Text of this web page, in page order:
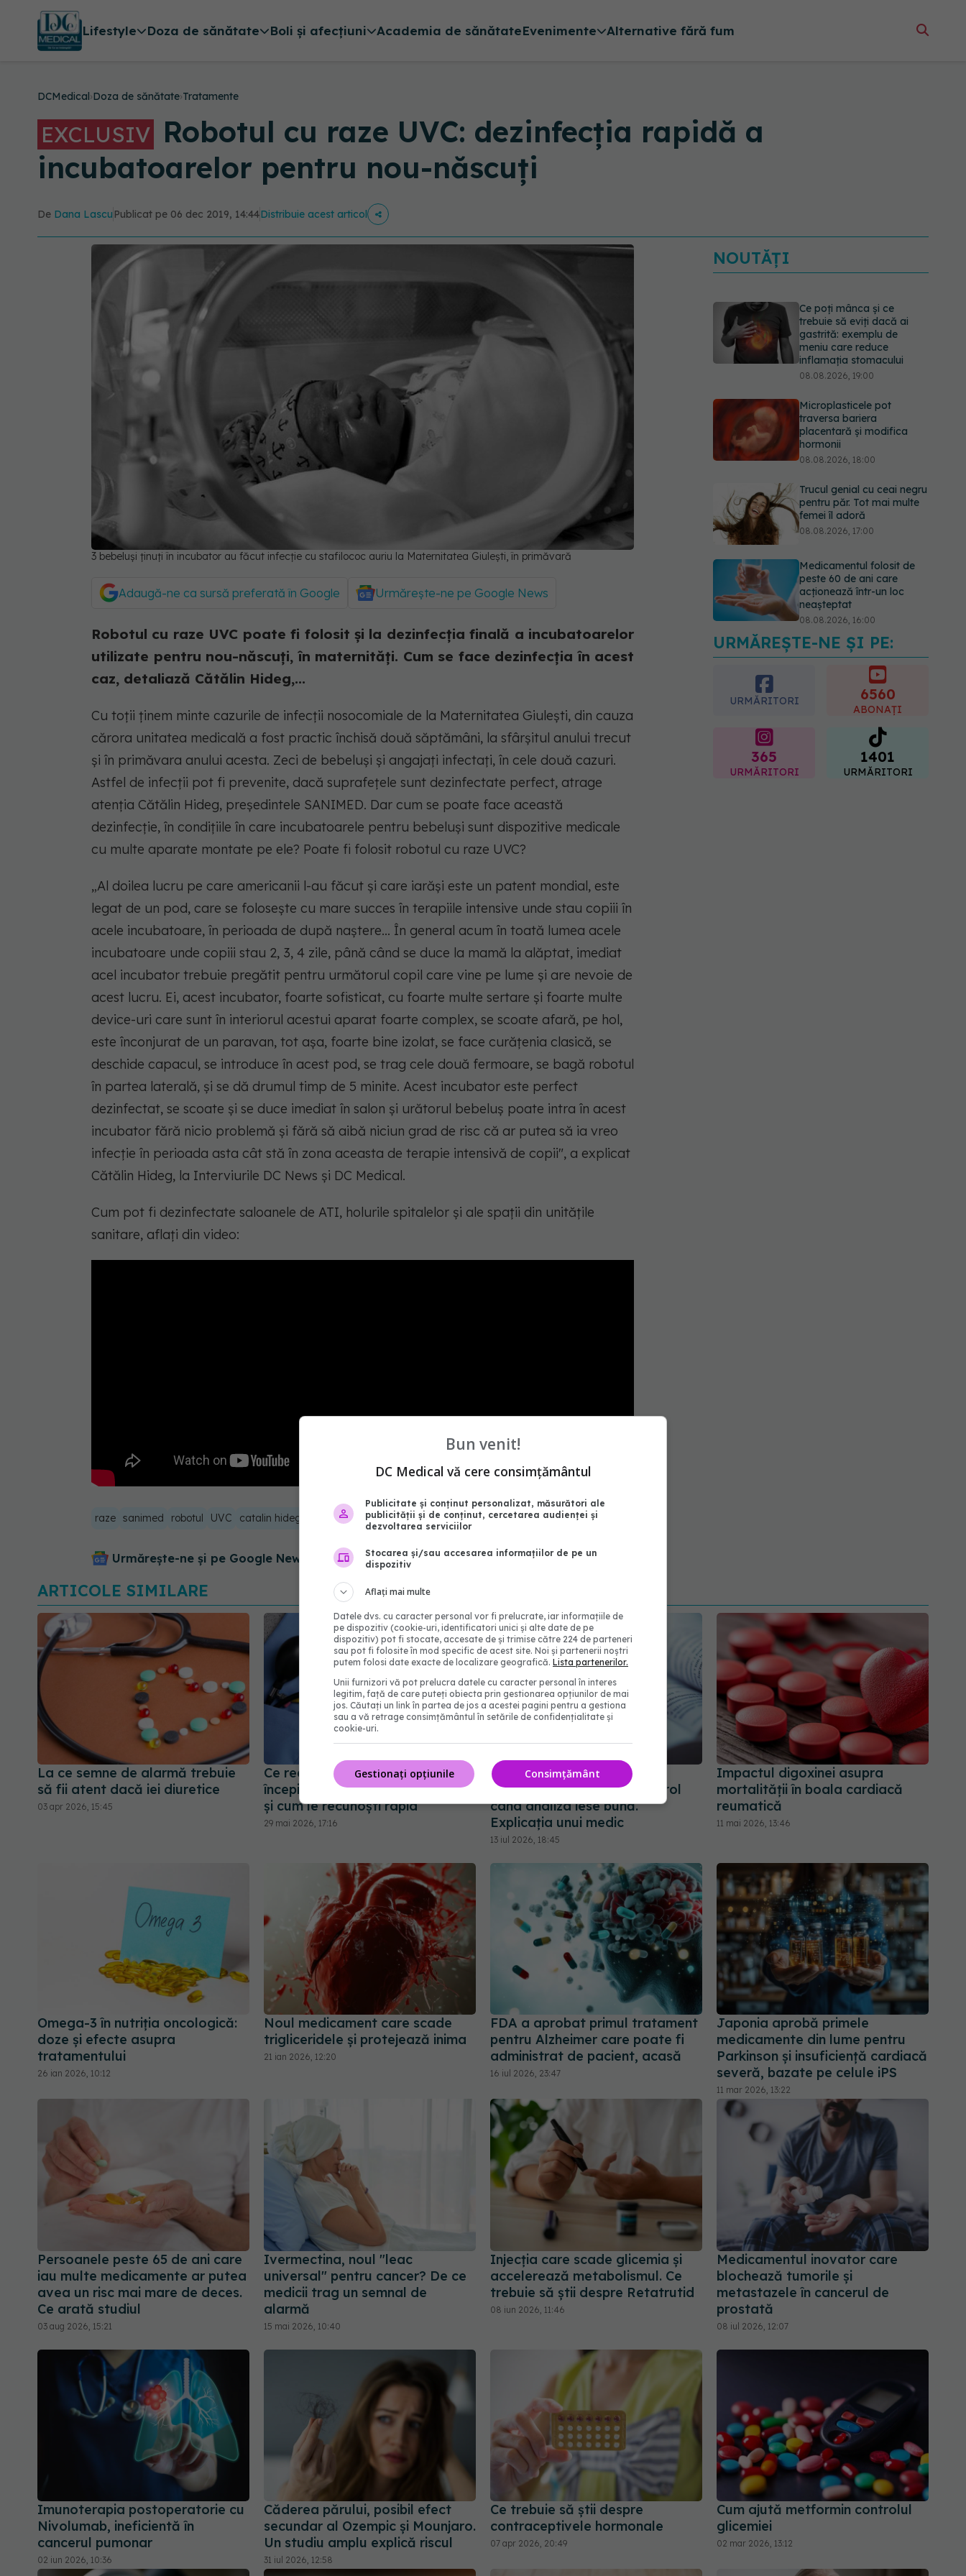
Lifestyle Doza de sănătate Boli și afecțiuni Academia de sănătateEvenimente Alternative fără fum
DCMedical›Doza de sănătate›Tratamente
EXCLUSIV Robotul cu raze UVC: dezinfecția rapidă a
incubatoarelor pentru nou-născuți
De Dana Lascu Publicat pe 06 dec 2019, 14:44Distribuie acest articol
3 bebeluși ținuți în incubator au făcut infecție cu stafilococ auriu la Maternitatea Giulești, în primăvară
Adaugă-ne ca sursă preferată în Google Urmărește-ne pe Google News
Robotul cu raze UVC poate fi folosit și la dezinfecția finală a incubatoarelor
utilizate pentru nou-născuți, în maternități. Cum se face dezinfecția în acest
caz, detaliază Cătălin Hideg,...
Cu toții ținem minte cazurile de infecții nosocomiale de la Maternitatea Giulești, din cauza
cărora unitatea medicală a fost practic închisă două săptămâni, la sfârșitul anului trecut
și în primăvara anului acesta. Zeci de bebeluși și angajați infectați, în cele două cazuri.
Astfel de infecții pot fi prevenite, dacă suprafețele sunt dezinfectate perfect, atrage
atenția Cătălin Hideg, președintele SANIMED. Dar cum se poate face această
dezinfecție, în condițiile în care incubatoarele pentru bebeluși sunt dispozitive medicale
cu multe aparate montate pe ele? Poate fi folosit robotul cu raze UVC?
„Al doilea lucru pe care americanii l-au făcut și care iarăși este un patent mondial, este
legat de un pod, care se folosește cu mare succes în terapiile intensive unde stau copiii în
acele incubatoare, în perioada de după naștere... În general acum în toată lumea acele
incubatoare unde copiii stau 2, 3, 4 zile, până când se duce la mamă la alăptat, imediat
acel incubator trebuie pregătit pentru următorul copil care vine pe lume și are nevoie de
acest lucru. Ei, acest incubator, foarte sofisticat, cu foarte multe sertare și foarte multe
device-uri care sunt în interiorul acestui aparat foarte complex, se scoate afară, pe hol,
este înconjurat de un paravan, tot așa, foarte bine izolat, se face curățenia clasică, se
deschide capacul, se introduce în acest pod, se trag cele două fermoare, se bagă robotul
în partea laterală, și se dă drumul timp de 5 minite. Acest incubator este perfect
dezinfectat, se scoate și se duce imediat în salon și urătorul bebeluș poate intra în acest
incubator fără nicio problemă și fără să aibă niciun grad de risc că ar putea să ia vreo
infecție în perioada asta cât stă în zona aceasta de terapie intensivă de copii", a explicat
Cătălin Hideg, la Interviurile DC News și DC Medical.
Cum pot fi dezinfectate saloanele de ATI, holurile spitalelor și ale spații din unitățile
sanitare, aflați din video:
raze sanimed robotul UVC catalin hideg
Urmărește-ne și pe Google News - abonează‑te!
NOUTĂȚI
Ce poți mânca și ce
trebuie să eviți dacă ai
gastrită: exemplu de
meniu care reduce
inflamația stomacului
08.08.2026, 19:00
Microplasticele pot
traversa bariera
placentară și modifica
hormonii
08.08.2026, 18:00
Trucul genial cu ceai negru
pentru păr. Tot mai multe
femei îl adoră
08.08.2026, 17:00
Medicamentul folosit de
peste 60 de ani care
acționează într-un loc
neașteptat
08.08.2026, 16:00
Transpirații nocturne:
semnul ignorat care poate
ascunde probleme
serioase de sănătate
08.08.2026, 20:00
URMĂREȘTE-NE ȘI PE:
URMĂRITORI 6560
ABONAȚI
365
URMĂRITORI
1401
URMĂRITORI
ARTICOLE SIMILARE
La ce semne de alarmă trebuie
să fii atent dacă iei diuretice
03 apr 2026, 15:45
Ce reacții adverse apar când
începi un tratament de tensiune
și cum le recunoști rapid
29 mai 2026, 17:16
De ce nu trebuie oprit
tratamentul pentru colesterol
când analiza iese bună.
Explicația unui medic
13 iul 2026, 18:45
Impactul digoxinei asupra
mortalității în boala cardiacă
reumatică
11 mai 2026, 13:46
Omega-3 în nutriția oncologică:
doze și efecte asupra
tratamentului
26 ian 2026, 10:12
Noul medicament care scade
trigliceridele și protejează inima
21 ian 2026, 12:20
FDA a aprobat primul tratament
pentru Alzheimer care poate fi
administrat de pacient, acasă
16 iul 2026, 23:47
Japonia aprobă primele
medicamente din lume pentru
Parkinson și insuficiență cardiacă
severă, bazate pe celule iPS
11 mar 2026, 13:22
Persoanele peste 65 de ani care
iau multe medicamente ar putea
avea un risc mai mare de deces.
Ce arată studiul
03 aug 2026, 15:21
Ivermectina, noul "leac
universal" pentru cancer? De ce
medicii trag un semnal de
alarmă
15 mai 2026, 10:40
Injecția care scade glicemia și
accelerează metabolismul. Ce
trebuie să știi despre Retatrutid
08 iun 2026, 11:46
Medicamentul inovator care
blochează tumorile și
metastazele în cancerul de
prostată
08 iul 2026, 12:07
Imunoterapia postoperatorie cu
Nivolumab, ineficientă în
cancerul pumonar
02 iun 2026, 10:36
Căderea părului, posibil efect
secundar al Ozempic și Mounjaro.
Un studiu amplu explică riscul
31 iul 2026, 12:58
Ce trebuie să știi despre
contraceptivele hormonale
07 apr 2026, 20:49
Cum ajută metformin controlul
glicemiei
02 mar 2026, 13:12
Bun venit!
DC Medical vă cere consimțământul
Publicitate și conținut personalizat, măsurători ale
publicității și de conținut, cercetarea audienței și
dezvoltarea serviciilor
Stocarea și/sau accesarea informațiilor de pe un
dispozitiv
Aflați mai multe
Datele dvs. cu caracter personal vor fi prelucrate, iar informațiile de
pe dispozitiv (cookie-uri, identificatori unici și alte date de pe
dispozitiv) pot fi stocate, accesate de și trimise către 224 de parteneri
sau pot fi folosite în mod specific de acest site. Noi și partenerii noștri
putem folosi date exacte de localizare geografică. Lista partenerilor.
Unii furnizori vă pot prelucra datele cu caracter personal în interes
legitim, față de care puteți obiecta prin gestionarea opțiunilor de mai
jos. Căutați un link în partea de jos a acestei pagini pentru a gestiona
sau a vă retrage consimțământul în setările de confidențialitate și
cookie-uri.
Consimțământ
Gestionați opțiunile